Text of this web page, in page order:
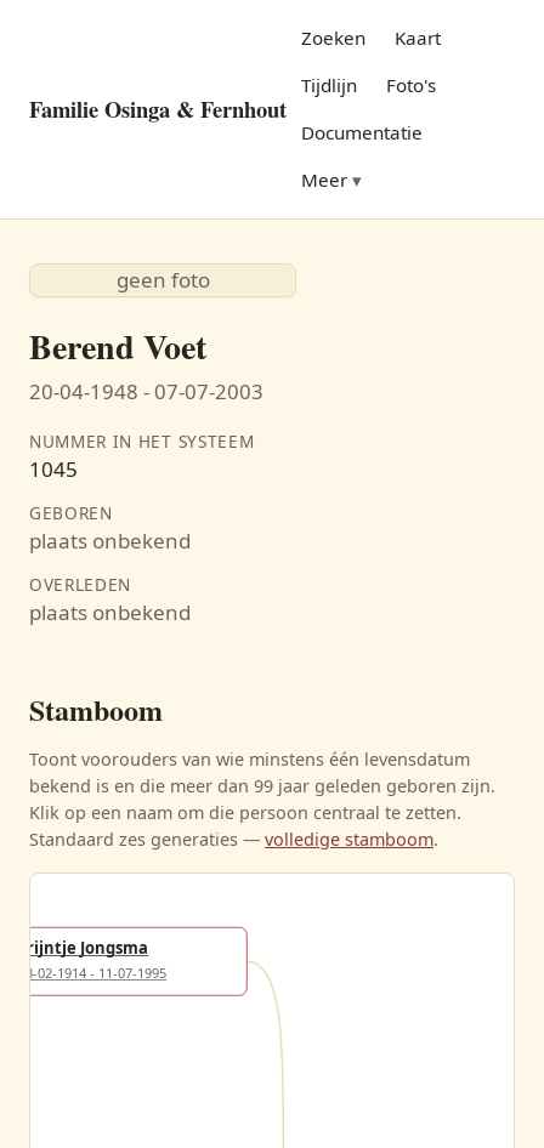
Familie Osinga & Fernhout
Zoeken
Kaart
Tijdlijn
Foto's
Documentatie
Meer
geen foto
Berend Voet
20-04-1948 - 07-07-2003
NUMMER IN HET SYSTEEM
1045
GEBOREN
plaats onbekend
OVERLEDEN
plaats onbekend
Stamboom
Toont voorouders van wie minstens één levensdatum
bekend is en die meer dan 99 jaar geleden geboren zijn.
Klik op een naam om die persoon centraal te zetten.
Standaard zes generaties — volledige stamboom.
Trijntje Jongsma
23-02-1914 - 11-07-1995